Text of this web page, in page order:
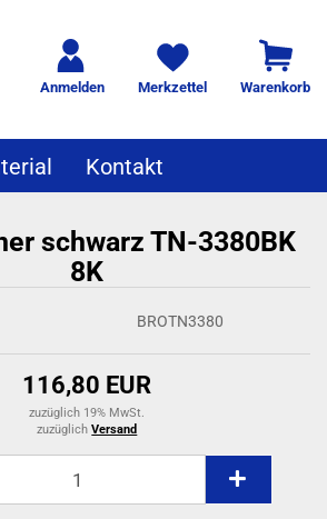
Anmelden Merkzettel Warenkorb
Kontakt
schwarz TN-3380BK
8K
BROTN3380
116,80 EUR
zuzüglich 19% MwSt.
zuzüglichVersand